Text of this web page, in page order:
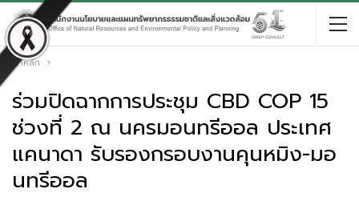
หน้าหลัก
ร่วมปิดฉากการประชุม CBD COP 15
ช่วงที่ 2 ณ นครมอนทรีออล ประเทศ
แคนาดา รับรองกรอบงานคุนหมิง-มอ
นทรีออล